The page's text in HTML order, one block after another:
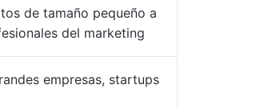
de tamaño pequeño a
del marketing
empresas, startups